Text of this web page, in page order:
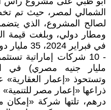
لصالح المشروع، الذي
ومطار دولي، وبلغت قيمة
في فبراير 2024، 35 مليار دولار.
مليار جنيه مصري) في
وتستحوذ «إعمار العقارية»
درهم، تلتها شركة